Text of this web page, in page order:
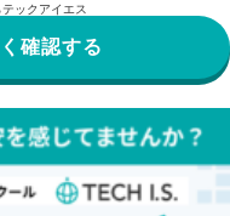
ックアイエス
確認する